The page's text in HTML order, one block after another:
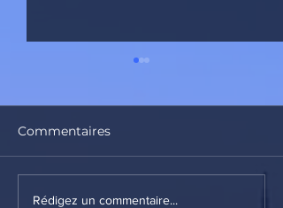
Commentaires
Rédigez un commentaire...